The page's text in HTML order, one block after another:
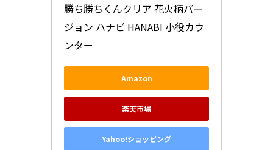
勝ち勝ちくんクリア 花火柄バー
ジョン ハナビ HANABI 小役カウ
ンター
Amazon
楽天市場
Yahoo!ショッピング